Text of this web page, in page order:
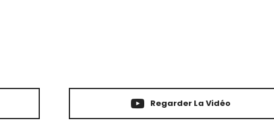
Regarder La Vidéo